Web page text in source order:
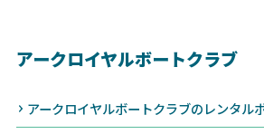
アークロイヤルボートクラブ
アークロイヤルボートクラブのレンタル